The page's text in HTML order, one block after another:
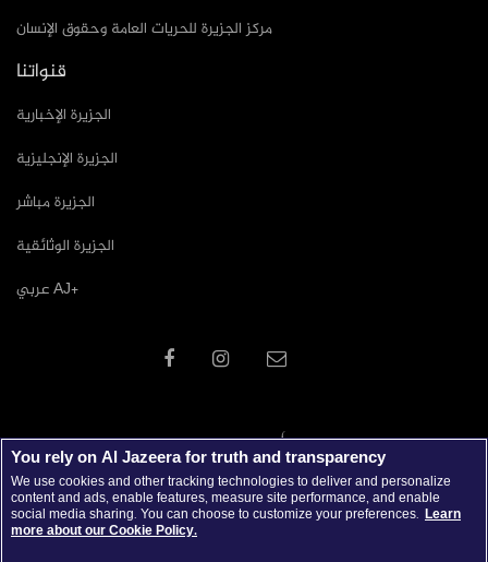
مركز الجزيرة للحريات العامة وحقوق الإنسان
قنواتنا
الجزيرة الإخبارية
الجزيرة الإنجليزية
الجزيرة مباشر
الجزيرة الوثائقية
عربي AJ+
جميع الحقوق محفوظة © 2026 شبكة الجزيرة الاعلامية
You rely on Al Jazeera for truth and transparency
We use cookies and other tracking technologies to deliver and personalize
content and ads, enable features, measure site performance, and enable
social media sharing. You can choose to customize your preferences. Learn
more about our Cookie Policy.